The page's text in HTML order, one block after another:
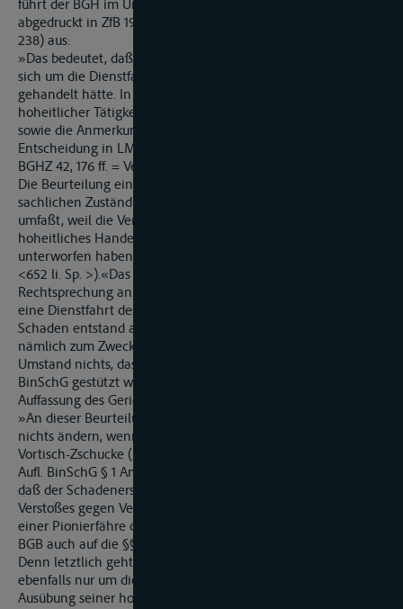
führt der BGH im Urteil vom 07.11.1974 (Az: II ZR 94/74,
abgedruckt in ZfB 1975, Sammlung Seite 597 f = VersR 1975,
238) aus:
»Das bedeutet, daß der Streitfall so zu behandeln ist, als ob es
sich um die Dienstfahrt einer Pionierfähre der Bundeswehr
gehandelt hätte. In einer solchen Fahrt ist aber die Ausübung
hoheitlicher Tätigkeit zu sehen (vgl. BGHZ 3, 321 <328 ff.>
sowie die Anmerkung von Lindenmaier zu dieser
Entscheidung in LM <Nr. 1> § 839 <E> BGB; vgl. außerdem
BGHZ 42, 176 ff. = VersR 64, 735 ff.; 49, 267 ff. = VersR 68,401 ff.).
Die Beurteilung einer derartigen Tätigkeit wird aber von der
sachlichen Zuständigkeit der Rheinschiffahrtsgerichte nicht
umfaßt, weil die Vertragsstaaten der Mannheimer Akte ihr
hoheitliches Handeln deren Gerichtsbarkeit nicht
unterworfen haben (BGHZ 45, 237 <245> = VersR 66, 650
<652 li. Sp. >).«Das Gericht schließt sich dieser
Rechtsprechung an. Vorliegend handelt es sich ebenfalls um
eine Dienstfahrt des Schiffes der Beklagten. Der behauptete
Schaden entstand auch in Ausübung hoheitlicher Tätigkeit,
nämlich zum Zwecke einer Kontrolle. Daran ändert auch der
Umstand nichts, dass der Anspruch ggf. auch auf Normen des
BinSchG gestützt werden kann. Hierzu führt der BGH – nach
Auffassung des Gerichts zutreffend – aus:
»An dieser Beurteilung kann sich entgegen der Ansicht der Kl.
nichts ändern, wenn man mit dem RG (RGZ 149, 167 ff.) und
Vortisch-Zschucke (Binnenschiffahrts- und Flößereirecht 3.
Aufl. BinSchG § 1 Anm. 5c und § 3 Anm. 2 a) davon ausgeht,
daß der Schadenersatzanspruch eines Dritten wegen
Verstoßes gegen Verkehrsvorschriften bei der Dienstfahrt
einer Pionierfähre der Bundeswehr neben Art. 34 GG, 839
BGB auch auf die §§ 3, 4, 92 BinSchG gestützt werden kann.
Denn letztlich geht es im Rahmen dieser Bestimmungen
ebenfalls nur um die Frage, ob der Führer der Pionierfähre bei
Ausübung seiner hoheitlichen Tätigkeit eine Amtspflicht